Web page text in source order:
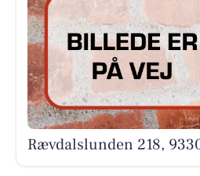
Rævdalslunden 218,